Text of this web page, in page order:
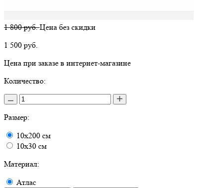
1 800 руб.Цена без скидки
1 500 руб.
Цена при заказе в интернет-магазине
Количество:
Размер:
10х200 см
10х30 см
Материал:
Атлас